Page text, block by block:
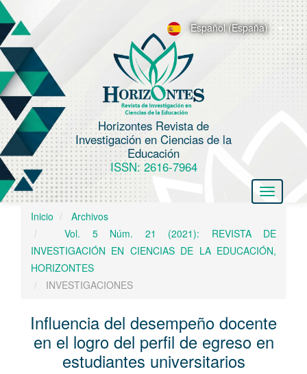
a
g
a
c
n
p
r
C
Español (España)
Horizontes Revista de
Investigación en Ciencias de la
Educación
ISSN: 2616-7964
Toggle
Inicio
Archivos
Vol. 5 Núm. 21 (2021): REVISTA DE
INVESTIGACIÓN EN CIENCIAS DE LA EDUCACIÓN,
HORIZONTES
INVESTIGACIONES
Influencia del desempeño docente
en el logro del perfil de egreso en
estudiantes universitarios